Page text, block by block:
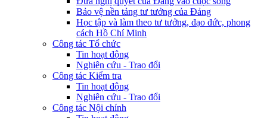
Bảo vệ nền tảng tư tưởng của Đảng
Học tập và làm theo tư tưởng, đạo đức, phong
cách Hồ Chí Minh
Công tác Tổ chức
Tin hoạt động
Nghiên cứu - Trao đổi
Công tác Kiểm tra
Tin hoạt động
Nghiên cứu - Trao đổi
Công tác Nội chính